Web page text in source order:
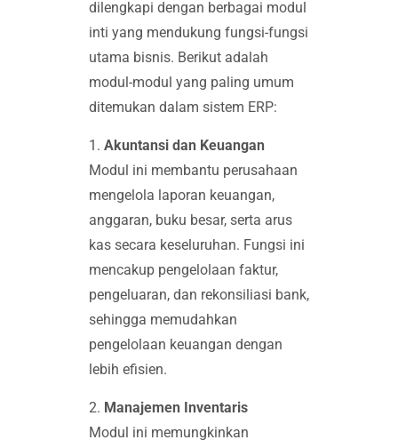
dilengkapi dengan berbagai modul
inti yang mendukung fungsi-fungsi
utama bisnis. Berikut adalah
modul-modul yang paling umum
ditemukan dalam sistem ERP:
1. Akuntansi dan Keuangan
Modul ini membantu perusahaan
mengelola laporan keuangan,
anggaran, buku besar, serta arus
kas secara keseluruhan. Fungsi ini
mencakup pengelolaan faktur,
pengeluaran, dan rekonsiliasi bank,
sehingga memudahkan
pengelolaan keuangan dengan
lebih efisien.
2. Manajemen Inventaris
Modul ini memungkinkan